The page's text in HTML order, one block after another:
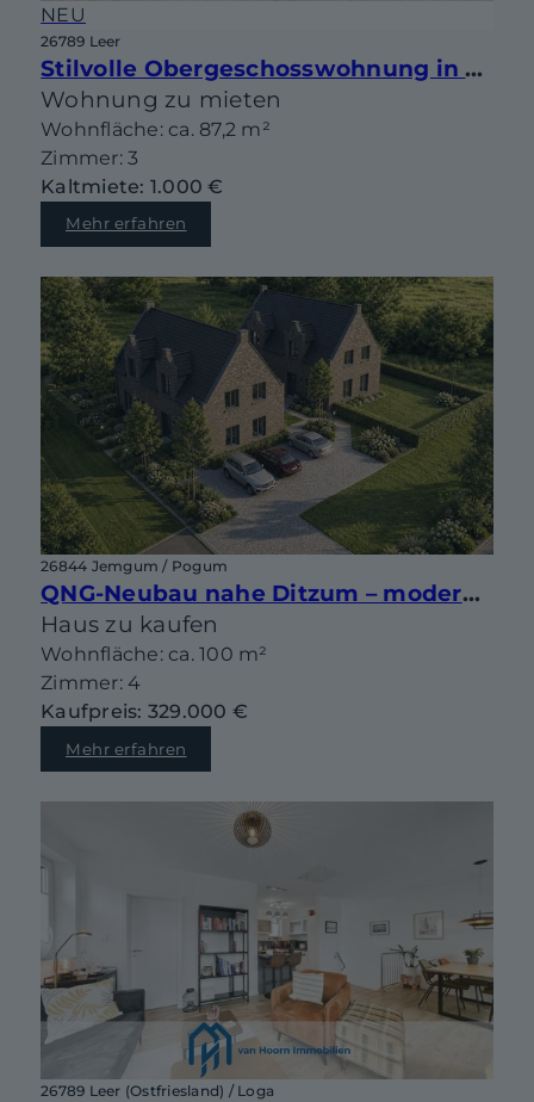
NEU
26789 Leer
Stilvolle Obergeschosswohnung in Jugendstilvilla von 1908
Wohnung zu mieten
Wohnfläche: ca. 87,2 m²
Zimmer: 3
Kaltmiete: 1.000 €
Mehr erfahren
26844 Jemgum / Pogum
QNG-Neubau nahe Ditzum – moderne Doppelhaushälfte mit Gestaltungsspielraum
Haus zu kaufen
Wohnfläche: ca. 100 m²
Zimmer: 4
Kaufpreis: 329.000 €
Mehr erfahren
26789 Leer (Ostfriesland) / Loga